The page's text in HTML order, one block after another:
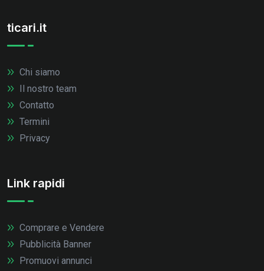
ticari.it
Chi siamo
Il nostro team
Contatto
Termini
Privacy
Link rapidi
Comprare e Vendere
Pubblicità Banner
Promuovi annunci